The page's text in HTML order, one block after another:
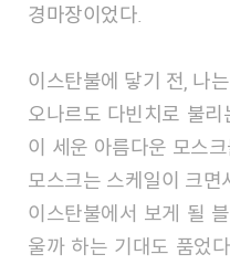
경마장이었다.
이스탄불에 닿기 전, 나
오나르도 다빈치로 불
이 세운 아름다운 모스
모스크는 스케일이 크
이스탄불에서 보게 될
울까 하는 기대도 품었